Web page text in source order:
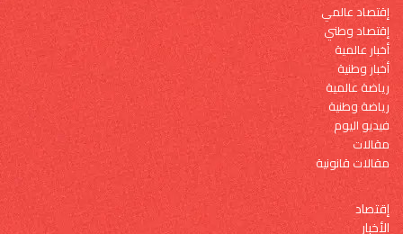
إقتصاد عالمي
إقتصاد وطني
أخبار عالمية
أخبار وطنية
رياضة عالمية
رياضة وطنية
فيديو اليوم
مقالات
مقالات قانونية
إقتصاد
الأخبار